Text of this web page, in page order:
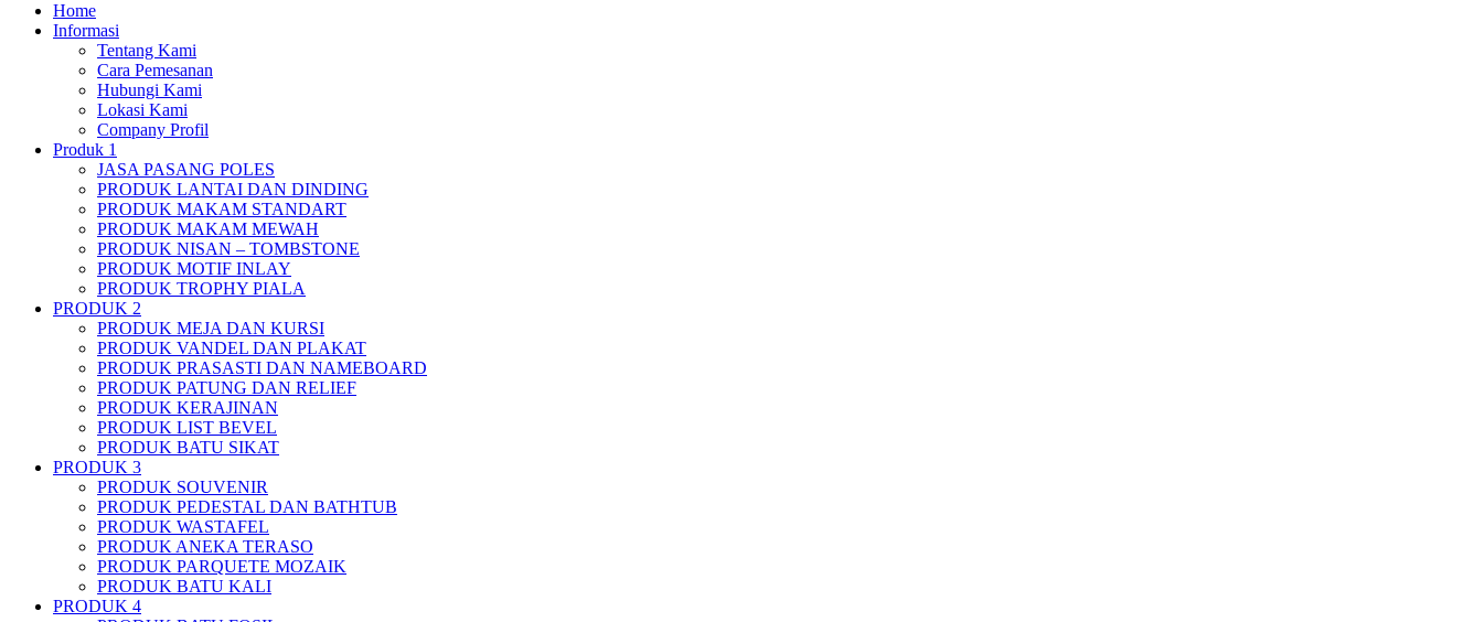
Home
Informasi
Tentang Kami
Cara Pemesanan
Hubungi Kami
Lokasi Kami
Company Profil
Produk 1
JASA PASANG POLES
PRODUK LANTAI DAN DINDING
PRODUK MAKAM STANDART
PRODUK MAKAM MEWAH
PRODUK NISAN – TOMBSTONE
PRODUK MOTIF INLAY
PRODUK TROPHY PIALA
PRODUK 2
PRODUK MEJA DAN KURSI
PRODUK VANDEL DAN PLAKAT
PRODUK PRASASTI DAN NAMEBOARD
PRODUK PATUNG DAN RELIEF
PRODUK KERAJINAN
PRODUK LIST BEVEL
PRODUK BATU SIKAT
PRODUK 3
PRODUK SOUVENIR
PRODUK PEDESTAL DAN BATHTUB
PRODUK WASTAFEL
PRODUK ANEKA TERASO
PRODUK PARQUETE MOZAIK
PRODUK BATU KALI
PRODUK 4